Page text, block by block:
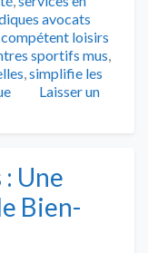
avocats
loisirs
sportifs mus,
,simplifie les
Laisser un
Une
Bien-